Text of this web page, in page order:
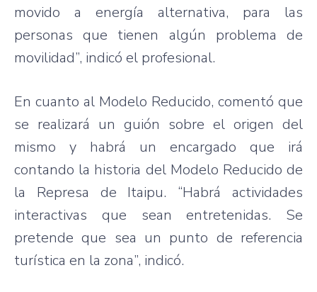
movido a energía alternativa, para las
personas que tienen algún problema de
movilidad”, indicó el profesional.
En cuanto al Modelo Reducido, comentó que
se realizará un guión sobre el origen del
mismo y habrá un encargado que irá
contando la historia del Modelo Reducido de
la Represa de Itaipu. “Habrá actividades
interactivas que sean entretenidas. Se
pretende que sea un punto de referencia
turística en la zona”, indicó.